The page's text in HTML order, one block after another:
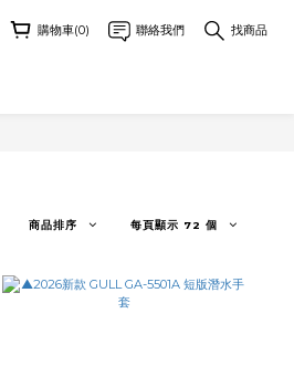
購物車(0) 聯絡我們 找商品
商品排序 每頁顯示 72 個